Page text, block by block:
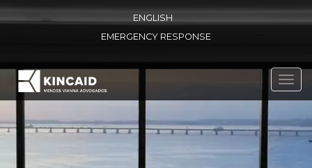
ENGLISH
EMERGENCY RESPONSE